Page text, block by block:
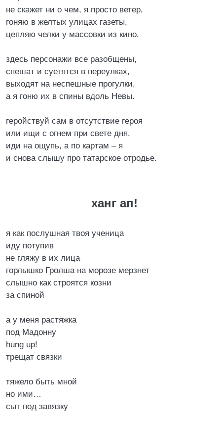
не скажет ни о чем, я просто ветер,
гоняю в желтых улицах газеты,
цепляю челки у массовки из кино.
здесь персонажи все разобщены,
спешат и суетятся в переулках,
выходят на неспешные прогулки,
а я гоню их в спины вдоль Невы.
геройствуй сам в отсутствие героя
или ищи с огнем при свете дня.
иди на ощупь, а по картам – я
и снова слышу про татарское отродье.
ханг ап!
я как послушная твоя ученица
иду потупив
не гляжу в их лица
горлышко Гролша на морозе мерзнет
слышно как строятся козни
за спиной
а у меня растяжка
под Мадонну
hung up!
трещат связки
тяжело быть мной
но ими…
сыт под завязку